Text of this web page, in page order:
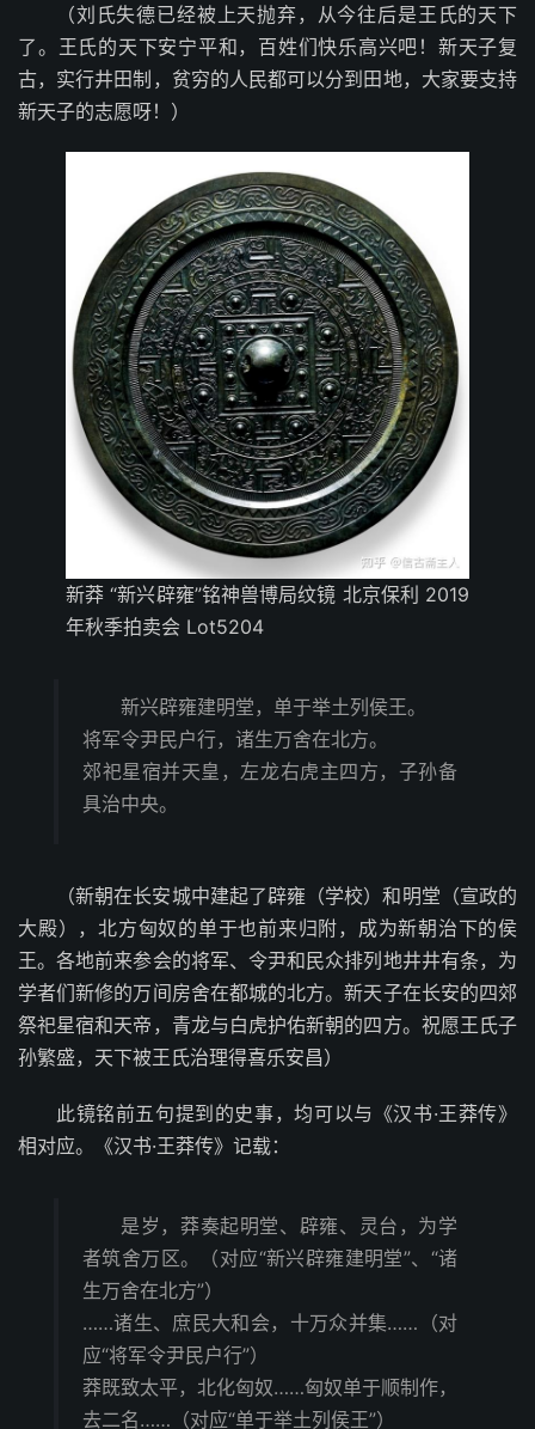
（刘氏失德已经被上天抛弃，从今往后是王氏的天下
了。王氏的天下安宁平和，百姓们快乐高兴吧！新天子复
古，实行井田制，贫穷的人民都可以分到田地，大家要支持
新天子的志愿呀！）
新莽 “新兴辟雍”铭神兽博局纹镜 北京保利 2019
年秋季拍卖会 Lot5204
新兴辟雍建明堂，单于举土列侯王。
将军令尹民户行，诸生万舍在北方。
郊祀星宿并天皇，左龙右虎主四方，子孙备
具治中央。
（新朝在长安城中建起了辟雍（学校）和明堂（宣政的
大殿），北方匈奴的单于也前来归附，成为新朝治下的侯
王。各地前来参会的将军、令尹和民众排列地井井有条，为
学者们新修的万间房舍在都城的北方。新天子在长安的四郊
祭祀星宿和天帝，青龙与白虎护佑新朝的四方。祝愿王氏子
孙繁盛，天下被王氏治理得喜乐安昌）
此镜铭前五句提到的史事，均可以与《汉书·王莽传》
相对应。《汉书·王莽传》记载：
是岁，莽奏起明堂、辟雍、灵台，为学
者筑舍万区。（对应“新兴辟雍建明堂”、“诸
生万舍在北方”）
……诸生、庶民大和会，十万众并集……（对
应“将军令尹民户行”）
莽既致太平，北化匈奴……匈奴单于顺制作，
去二名……（对应“单于举土列侯王”）